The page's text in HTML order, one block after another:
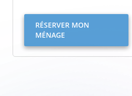
RÉSERVER MON
MÉNAGE